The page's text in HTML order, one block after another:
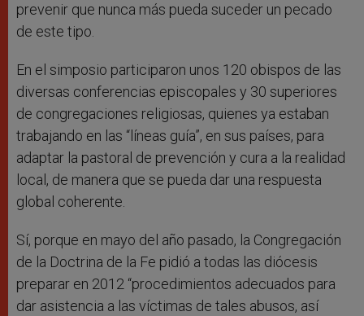
prevenir que nunca más pueda suceder un pecado
de este tipo.
En el simposio participaron unos 120 obispos de las
diversas conferencias episcopales y 30 superiores
de congregaciones religiosas, quienes ya estaban
trabajando en las “líneas guía”, en sus países, para
adaptar la pastoral de prevención y cura a la realidad
local, de manera que se pueda dar una respuesta
global coherente.
Sí, porque en mayo del año pasado, la Congregación
de la Doctrina de la Fe pidió a todas las diócesis
preparar en 2012 “procedimientos adecuados para
dar asistencia a las víctimas de tales abusos, así